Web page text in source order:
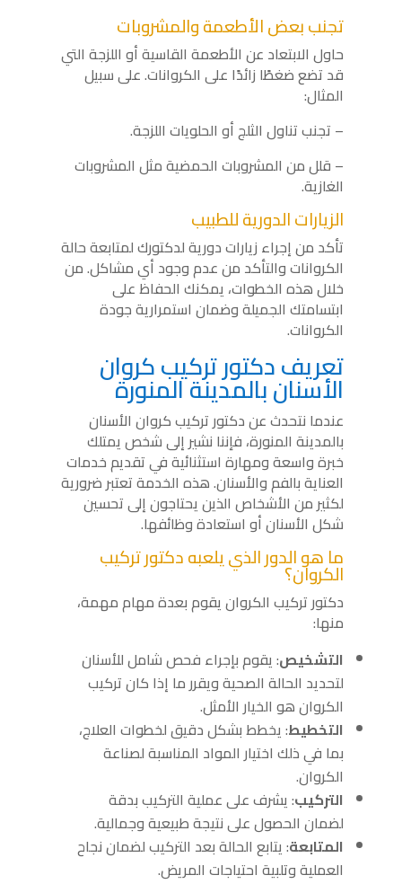
تجنب بعض الأطعمة والمشروبات
حاول الابتعاد عن الأطعمة القاسية أو اللزجة التي
قد تضع ضغطًا زائدًا على الكروانات. على سبيل
المثال:
– تجنب تناول الثلج أو الحلويات اللزجة.
– قلل من المشروبات الحمضية مثل المشروبات
الغازية.
الزيارات الدورية للطبيب
تأكد من إجراء زيارات دورية لدكتورك لمتابعة حالة
الكروانات والتأكد من عدم وجود أي مشاكل. من
خلال هذه الخطوات، يمكنك الحفاظ على
ابتسامتك الجميلة وضمان استمرارية جودة
الكروانات.
تعريف دكتور تركيب كروان
الأسنان بالمدينة المنورة
عندما نتحدث عن دكتور تركيب كروان الأسنان
بالمدينة المنورة، فإننا نشير إلى شخص يمتلك
خبرة واسعة ومهارة استثنائية في تقديم خدمات
العناية بالفم والأسنان. هذه الخدمة تعتبر ضرورية
لكثير من الأشخاص الذين يحتاجون إلى تحسين
شكل الأسنان أو استعادة وظائفها.
ما هو الدور الذي يلعبه دكتور تركيب
الكروان؟
دكتور تركيب الكروان يقوم بعدة مهام مهمة،
منها:
التشخيص: يقوم بإجراء فحص شامل للأسنان
لتحديد الحالة الصحية ويقرر ما إذا كان تركيب
الكروان هو الخيار الأمثل.
التخطيط: يخطط بشكل دقيق لخطوات العلاج،
بما في ذلك اختيار المواد المناسبة لصناعة
الكروان.
التركيب: يشرف على عملية التركيب بدقة
لضمان الحصول على نتيجة طبيعية وجمالية.
المتابعة: يتابع الحالة بعد التركيب لضمان نجاح
العملية وتلبية احتياجات المريض.